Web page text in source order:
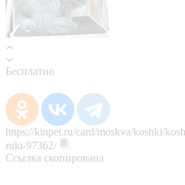
Бесплатно
https://kinpet.ru/card/moskva/koshki/
ruki-97362/
Ссылка скопирована